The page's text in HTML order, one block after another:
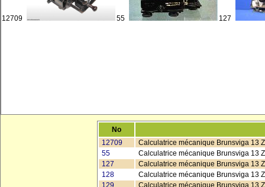
12709 55 127
No
12709
Calculatrice mécanique Brunsviga 13
55
Calculatrice mécanique Brunsviga 13
127
Calculatrice mécanique Brunsviga 13
128
Calculatrice mécanique Brunsviga 13
129
Calculatrice mécanique Brunsviga 13